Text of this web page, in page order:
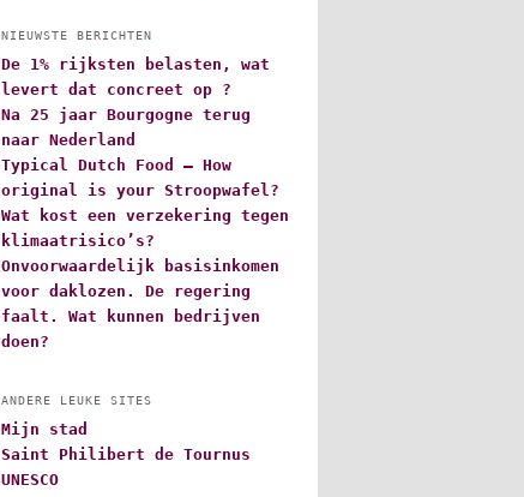
NIEUWSTE BERICHTEN
De 1% rijksten belasten, wat
levert dat concreet op ?
Na 25 jaar Bourgogne terug
naar Nederland
Typical Dutch Food – How
original is your Stroopwafel?
Wat kost een verzekering tegen
klimaatrisico’s?
Onvoorwaardelijk basisinkomen
voor daklozen. De regering
faalt. Wat kunnen bedrijven
doen?
ANDERE LEUKE SITES
Mijn stad
Saint Philibert de Tournus
UNESCO